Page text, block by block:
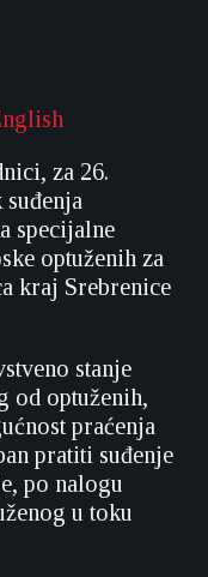
za 26.
suđenja
specijalne
optuženih za
kraj Srebrenice
stanje
od optuženih,
praćenja
pratiti suđenje
po nalogu
u toku